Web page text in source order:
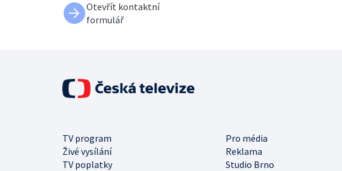
Otevřít kontaktní
formulář
TV program
Pro média
Živé vysílání
Reklama
TV poplatky
Studio Brno